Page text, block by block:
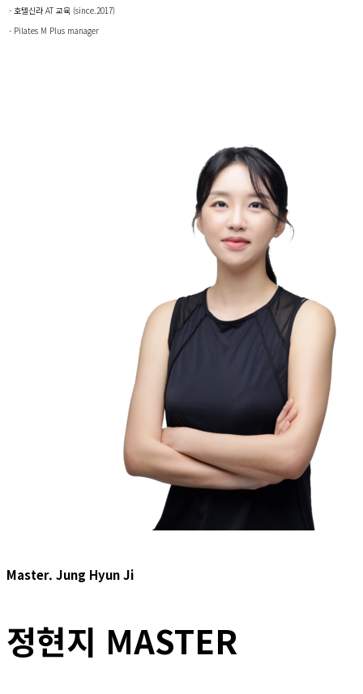
- 호텔신라 AT 교육 (since.2017)
- Pilates M Plus manager
Master. Jung Hyun Ji
정현지 MASTER